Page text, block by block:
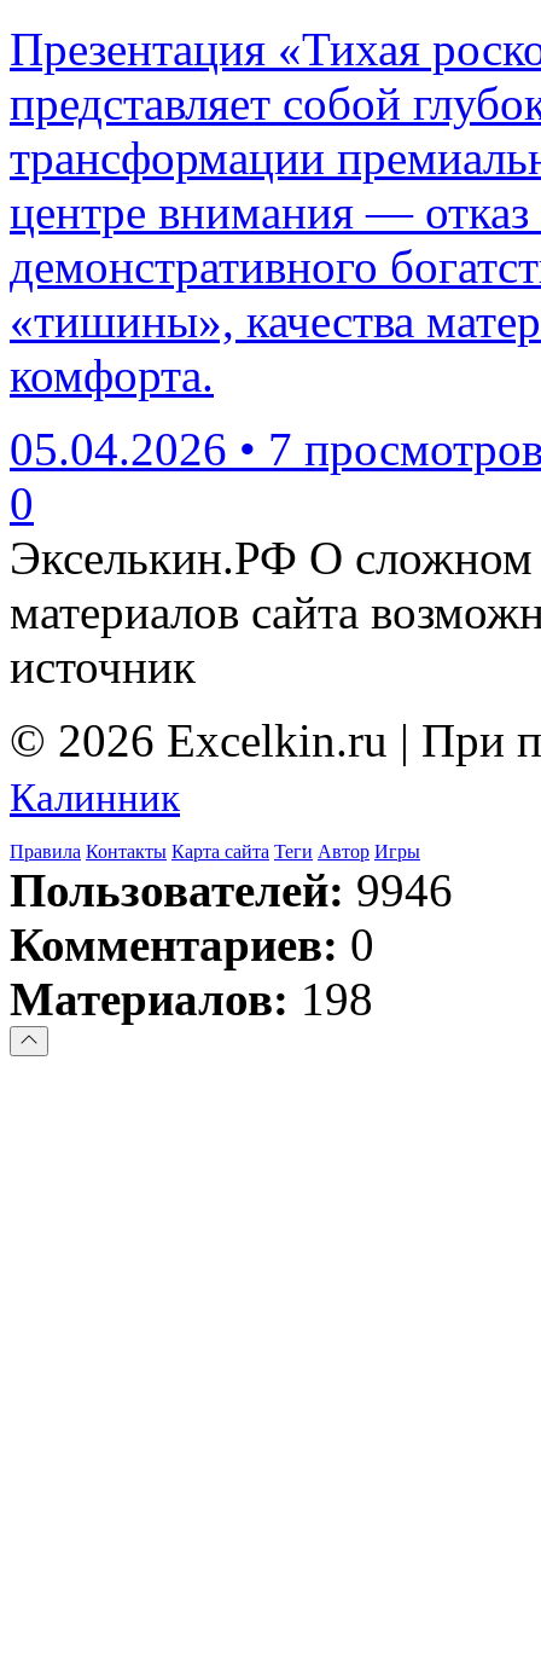
Презентация «Тихая
представляет собой
трансформации
центре внимания —
демонстративного
«тишины», качества
комфорта.
05.04.2026 • 7
0
Экселькин.РФ О сложном
материалов сайта
источник
© 2026 Excelkin.ru | При
Калинник
Правила Контакты Карта сайта Теги Автор Игры
Пользователей: 9946
Комментариев: 0
Материалов: 198